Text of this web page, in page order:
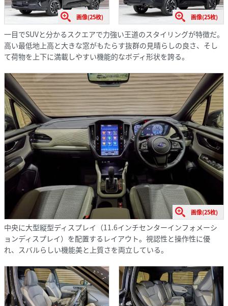
画像(25枚) 画像(25枚)
一目でSUVと分かるスクエアで力強い王道のスタイリングが特徴だ。
高い最低地上高と大きな窓がもたらす抜群の見晴らしの良さ、そし
て荷物を上下に満載しやすい機能的なボディ形状を誇る。
画像(25枚)
中央に大型縦型ディスプレイ（11.6インチセンターインフォメーシ
ョンディスプレイ）を配置するレイアウト。視認性と操作性に優
れ、スバルらしい機能美と上質さを両立している。